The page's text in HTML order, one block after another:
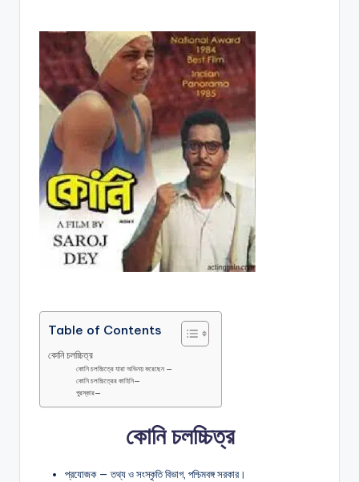
Table of Contents
কোনি চলচ্চিত্র
কোনি চলচ্চিত্রে যারা অভিনয় করেছেন —
কোনি চলচ্চিত্রের কাহিনি—
পুরস্কার—
কোনি চলচ্চিত্র
প্রযোজক — তথ্য ও সংস্কৃতি বিভাগ, পশ্চিমবঙ্গ সরকার।